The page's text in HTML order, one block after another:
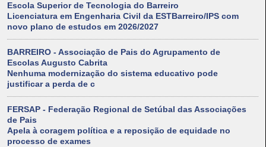
Escola Superior de Tecnologia do Barreiro
Licenciatura em Engenharia Civil da ESTBarreiro/IPS com
novo plano de estudos em 2026/2027
BARREIRO - Associação de Pais do Agrupamento de
Escolas Augusto Cabrita
Nenhuma modernização do sistema educativo pode
justificar a perda de c
FERSAP - Federação Regional de Setúbal das Associações
de Pais
Apela à coragem política e a reposição de equidade no
processo de exames